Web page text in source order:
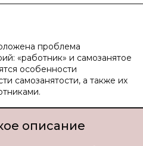
проблема
«работник» и самозанятое
особенности
самозанятости, а также их
описание